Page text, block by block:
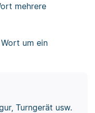
mehrere
um ein
Turngerät usw.